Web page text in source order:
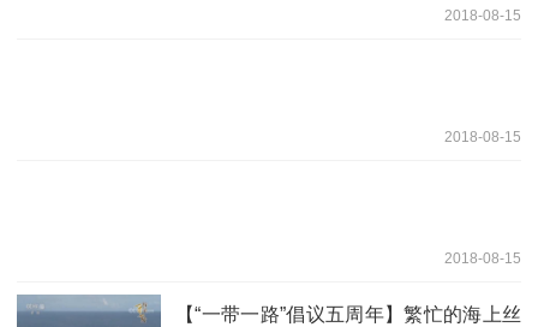
2018-08-15
2018-08-15
2018-08-15
【“一带一路”倡议五周年】繁忙的海上丝